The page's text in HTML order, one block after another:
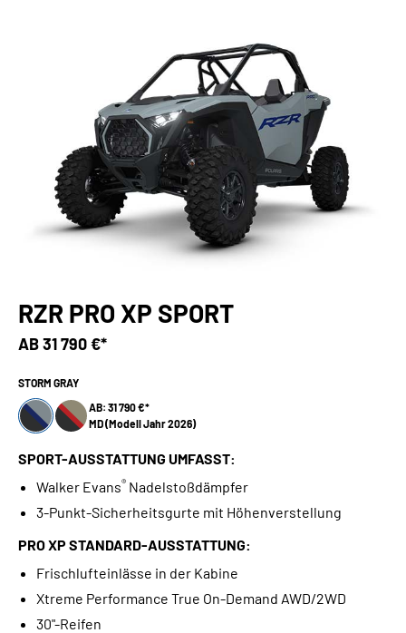
RZR PRO XP SPORT
AB31 790 €*
STORM GRAY
AB: 31 790 €*
MD (Modell Jahr 2026)
SPORT-AUSSTATTUNG UMFASST:
Walker Evans® Nadelstoßdämpfer
3-Punkt-Sicherheitsgurte mit Höhenverstellung
PRO XP STANDARD-AUSSTATTUNG:
Frischlufteinlässe in der Kabine
Xtreme Performance True On-Demand AWD/2WD
30"-Reifen